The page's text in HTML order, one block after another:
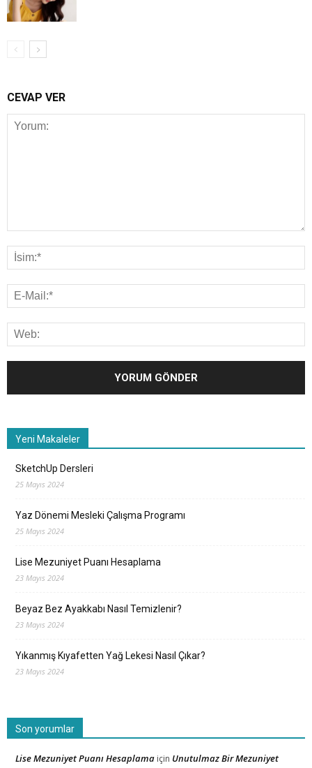
CEVAP VER
Yeni Makaleler
SketchUp Dersleri
25 Mayıs 2024
Yaz Dönemi Mesleki Çalışma Programı
25 Mayıs 2024
Lise Mezuniyet Puanı Hesaplama
23 Mayıs 2024
Beyaz Bez Ayakkabı Nasıl Temizlenir?
23 Mayıs 2024
Yıkanmış Kıyafetten Yağ Lekesi Nasıl Çıkar?
23 Mayıs 2024
Son yorumlar
Lise Mezuniyet Puanı Hesaplama için Unutulmaz Bir Mezuniyet